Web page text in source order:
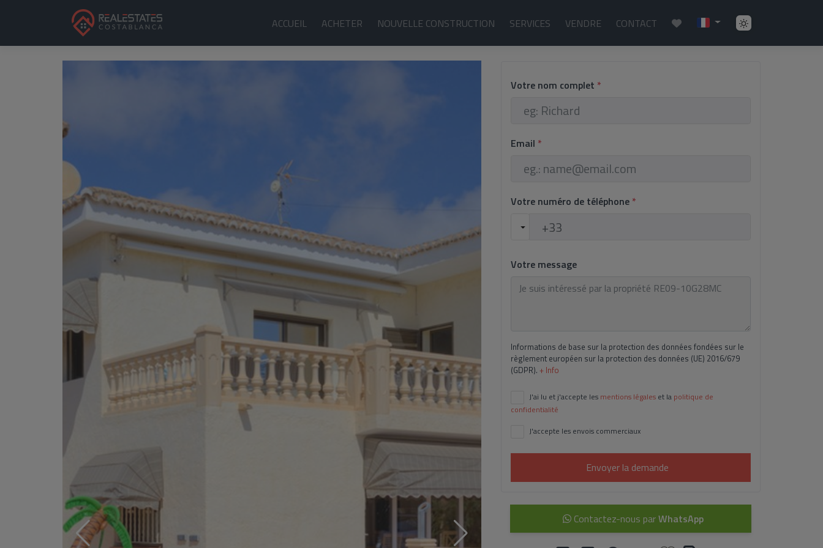
ACCUEIL ACHETER NOUVELLE CONSTRUCTION SERVICES VENDRE CONTACT
Votre nom complet *
Email *
Votre numéro de téléphone *
Votre message
Informations de base sur la protection des données fondées sur le
règlement européen sur la protection des données (UE) 2016/679
(GDPR). + Info
J'ai lu et j'accepte les mentions légales et la politique de
confidentialité
J'accepte les envois commerciaux
Envoyer la demande
Contactez-nous parWhatsApp